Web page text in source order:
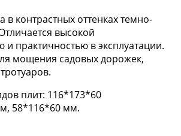
в контрастных оттенках темно-
высокой
и практичностью в эксплуатации.
мощения садовых дорожек,
плит: 116*173*60
58*116*60 мм.